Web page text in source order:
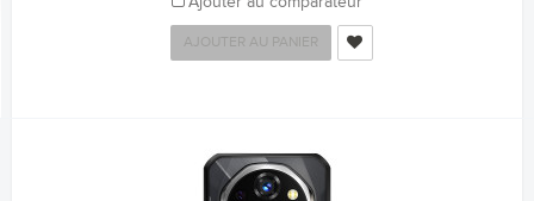
AJOUTER AU PANIER